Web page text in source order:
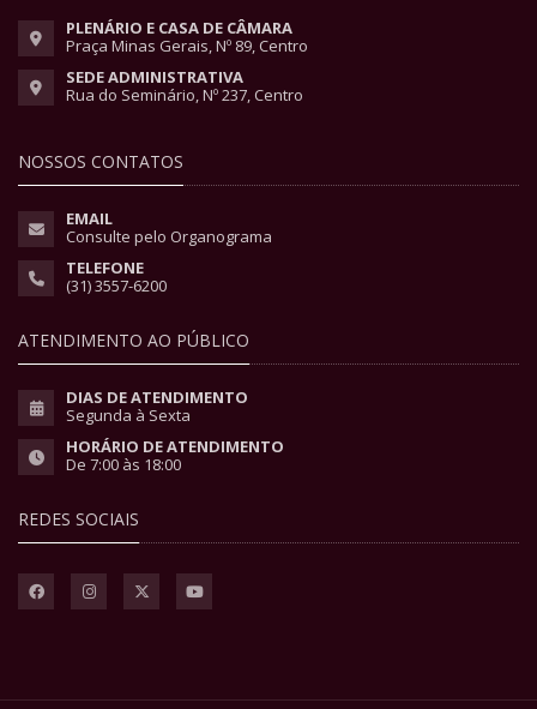
PLENÁRIO E CASA DE CÂMARA
Praça Minas Gerais, Nº 89, Centro
SEDE ADMINISTRATIVA
Rua do Seminário, Nº 237, Centro
NOSSOS CONTATOS
EMAIL
Consulte pelo Organograma
TELEFONE
(31) 3557-6200
ATENDIMENTO AO PÚBLICO
DIAS DE ATENDIMENTO
Segunda à Sexta
HORÁRIO DE ATENDIMENTO
De 7:00 às 18:00
REDES SOCIAIS